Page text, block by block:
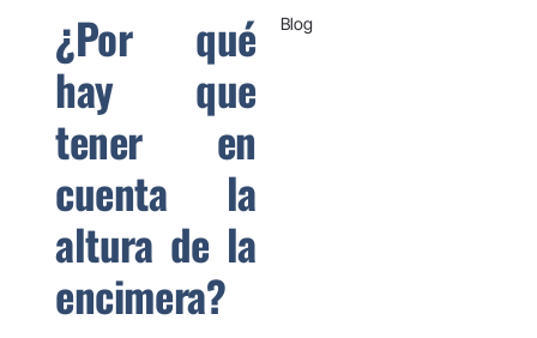
¿Por qué
hay que
tener en
cuenta la
altura de la
encimera?
Blog